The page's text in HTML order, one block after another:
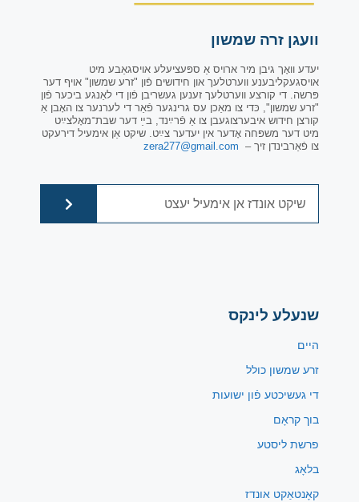
וועגן זרה שמשון
יעדע וואָך גיבן מיר ארויס אַ ספּעציעלע אויסגאַבע מיט
אויסגעקליבענע ווערטלעך און חידושים פֿון "זרע שמשון" אויף דער
פּרשה. די קורצע ווערטלעך זענען געשריבן פֿון די לאַנגע ביכער פֿון
"זרע שמשון", כּדי צו מאַכן עס גרינגער פֿאַר די לערנער צו האָבן אַ
קורצן חידוש איבערצוגעבן צו אַ פֿרײַנד, בײַ דער שבת־מאָלצײַט
מיט דער משפּחה אָדער אין יעדער צײַט. שיקט אַן אימעיל דירעקט
צו פֿאַרבינדן זיך – zera277@gmail.com
שנעלע לינקס
היים
זרע שמשון כולל
די געשיכטע פֿון ישועות
בוך קראָם
פרשת ליסטע
בלאָג
קאָנטאַקט אונדז